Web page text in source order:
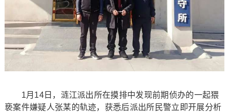
1月14日，涟江派出所在摸排中发现前期侦办的一起猥
亵案件嫌疑人张某的轨迹，获悉后派出所民警立即开展分析